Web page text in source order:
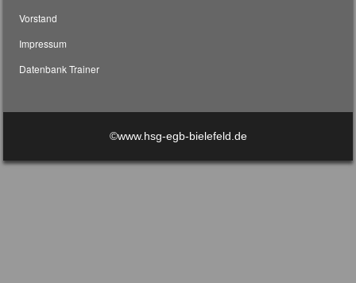
Vorstand
Impressum
Datenbank Trainer
©www.hsg-egb-bielefeld.de